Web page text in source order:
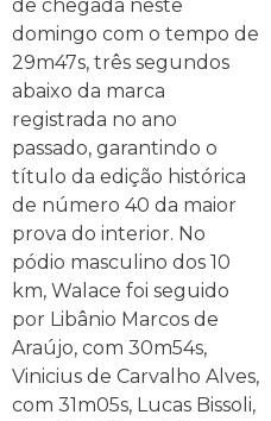
de chegada neste
domingo com o tempo de
29m47s, três segundos
abaixo da marca
registrada no ano
passado, garantindo o
título da edição histórica
de número 40 da maior
prova do interior. No
pódio masculino dos 10
km, Walace foi seguido
por Libânio Marcos de
Araújo, com 30m54s,
Vinicius de Carvalho Alves,
com 31m05s, Lucas Bissoli,